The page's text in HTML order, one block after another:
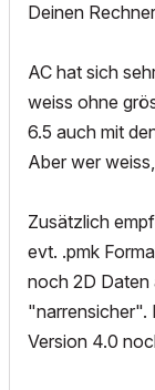
Deinen
AC hat sich
weiss ohne
6.5 auch mit
Aber wer
Zusätzlich
evt. .pmk
noch 2D Daten
"narrensicher".
Version 4.0